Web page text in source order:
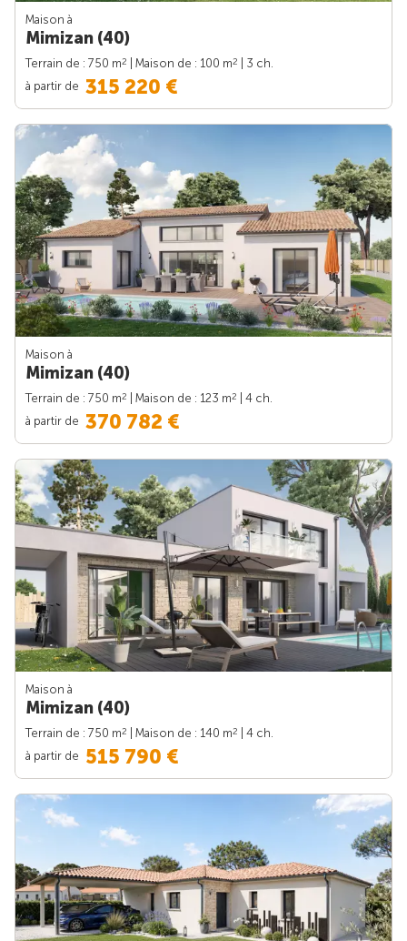
Maison à
Mimizan (40)
Terrain de : 750 m2 | Maison de : 100 m2
| 3 ch.
à partir de 315 220 €
Maison à
Mimizan (40)
Terrain de : 750 m2 | Maison de : 123 m2
| 4 ch.
à partir de 370 782 €
Maison à
Mimizan (40)
Terrain de : 750 m2 | Maison de : 140 m2
| 4 ch.
à partir de 515 790 €